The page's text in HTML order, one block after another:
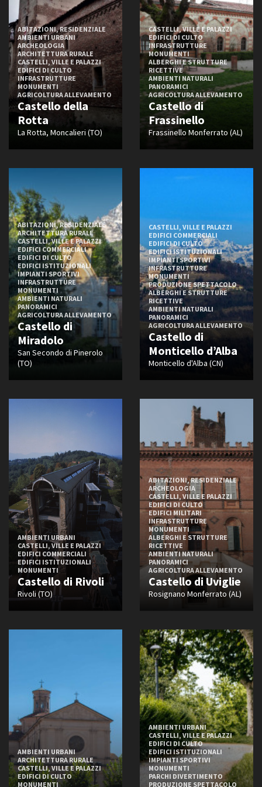
Neoclassico
Neogotico
Paleocristiano
Razionalista
Rinascimentale
Romanico
Rustico
Umbertino
Aspetto e condizione
Alternativo
Alto borghese
Aristocratico
Arredato
Autentico
Borghese
Diroccato
Elegante
In rovina
Informale
Moderno
Piccolo borghese
Popolare
Tradizionale
FILTRA RESET
ABITAZIONI, RESIDENZIALE
AMBIENTI URBANI
ARCHEOLOGIA
ARCHITETTURA RURALE
CASTELLI, VILLE E PALAZZI
EDIFICI DI CULTO
INFRASTRUTTURE
MONUMENTI
AGRICOLTURA ALLEVAMENTO
Castello della
Rotta
La Rotta, Moncalieri (TO)
CASTELLI, VILLE E PALAZZI
EDIFICI DI CULTO
INFRASTRUTTURE
MONUMENTI
ALBERGHI E STRUTTURE
RICETTIVE
AMBIENTI NATURALI
PANORAMICI
AGRICOLTURA ALLEVAMENTO
Castello di
Frassinello
Frassinello Monferrato (AL)
ABITAZIONI, RESIDENZIALE
ARCHITETTURA RURALE
CASTELLI, VILLE E PALAZZI
EDIFICI COMMERCIALI
EDIFICI DI CULTO
EDIFICI ISTITUZIONALI
IMPIANTI SPORTIVI
INFRASTRUTTURE
MONUMENTI
AMBIENTI NATURALI
PANORAMICI
AGRICOLTURA ALLEVAMENTO
Castello di
Miradolo
San Secondo di Pinerolo
(TO)
CASTELLI, VILLE E PALAZZI
EDIFICI COMMERCIALI
EDIFICI DI CULTO
EDIFICI ISTITUZIONALI
IMPIANTI SPORTIVI
INFRASTRUTTURE
MONUMENTI
PRODUZIONE SPETTACOLO
ALBERGHI E STRUTTURE
RICETTIVE
AMBIENTI NATURALI
PANORAMICI
AGRICOLTURA ALLEVAMENTO
Castello di
Monticello d’Alba
Monticello d'Alba (CN)
AMBIENTI URBANI
CASTELLI, VILLE E PALAZZI
EDIFICI COMMERCIALI
EDIFICI ISTITUZIONALI
MONUMENTI
Castello di Rivoli
Rivoli (TO)
ABITAZIONI, RESIDENZIALE
ARCHEOLOGIA
CASTELLI, VILLE E PALAZZI
EDIFICI DI CULTO
EDIFICI MILITARI
INFRASTRUTTURE
MONUMENTI
ALBERGHI E STRUTTURE
RICETTIVE
AMBIENTI NATURALI
PANORAMICI
AGRICOLTURA ALLEVAMENTO
Castello di Uviglie
Rosignano Monferrato (AL)
AMBIENTI URBANI
ARCHITETTURA RURALE
CASTELLI, VILLE E PALAZZI
EDIFICI DI CULTO
MONUMENTI
AMBIENTI URBANI
CASTELLI, VILLE E PALAZZI
EDIFICI DI CULTO
EDIFICI ISTITUZIONALI
IMPIANTI SPORTIVI
MONUMENTI
PARCHI DIVERTIMENTO
PRODUZIONE SPETTACOLO